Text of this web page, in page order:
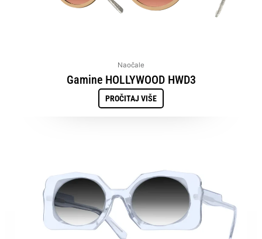
Naočale
Gamine HOLLYWOOD HWD3
PROČITAJ VIŠE